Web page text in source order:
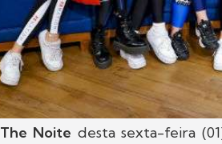
The Noite desta sexta-feira